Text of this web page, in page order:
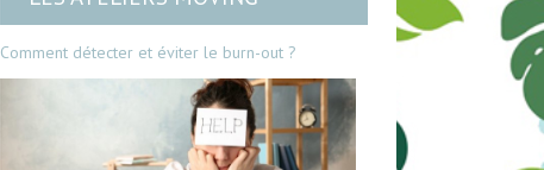
Comment détecter et éviter le burn-out ?